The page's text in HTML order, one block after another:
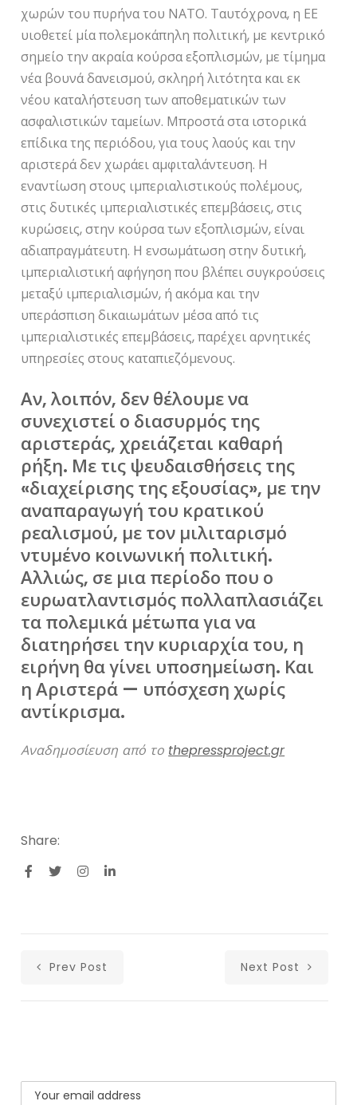
χωρών του πυρήνα του ΝΑΤΟ. Ταυτόχρονα, η ΕΕ
υιοθετεί μία πολεμοκάπηλη πολιτική, με κεντρικό
σημείο την ακραία κούρσα εξοπλισμών, με τίμημα
νέα βουνά δανεισμού, σκληρή λιτότητα και εκ
νέου καταλήστευση των αποθεματικών των
ασφαλιστικών ταμείων. Μπροστά στα ιστορικά
επίδικα της περιόδου, για τους λαούς και την
αριστερά δεν χωράει αμφιταλάντευση. Η
εναντίωση στους ιμπεριαλιστικούς πολέμους,
στις δυτικές ιμπεριαλιστικές επεμβάσεις, στις
κυρώσεις, στην κούρσα των εξοπλισμών, είναι
αδιαπραγμάτευτη. Η ενσωμάτωση στην δυτική,
ιμπεριαλιστική αφήγηση που βλέπει συγκρούσεις
μεταξύ ιμπεριαλισμών, ή ακόμα και την
υπεράσπιση δικαιωμάτων μέσα από τις
ιμπεριαλιστικές επεμβάσεις, παρέχει αρνητικές
υπηρεσίες στους καταπιεζόμενους.
Αν, λοιπόν, δεν θέλουμε να
συνεχιστεί ο διασυρμός της
αριστεράς, χρειάζεται καθαρή
ρήξη. Με τις ψευδαισθήσεις της
«διαχείρισης της εξουσίας», με την
αναπαραγωγή του κρατικού
ρεαλισμού, με τον μιλιταρισμό
ντυμένο κοινωνική πολιτική.
Αλλιώς, σε μια περίοδο που ο
ευρωατλαντισμός πολλαπλασιάζει
τα πολεμικά μέτωπα για να
διατηρήσει την κυριαρχία του, η
ειρήνη θα γίνει υποσημείωση. Και
η Αριστερά — υπόσχεση χωρίς
αντίκρισμα.
Αναδημοσίευση από το thepressproject.gr
Share:
Prev Post Next Post